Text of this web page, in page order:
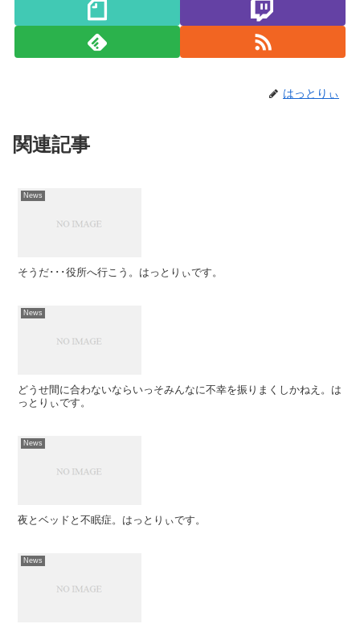
はっとりぃ
関連記事
News
そうだ･･･役所へ行こう。はっとりぃです。
News
どうせ間に合わないならいっそみんなに不幸を振りまくしかねえ。は
っとりぃです。
News
夜とベッドと不眠症。はっとりぃです。
News